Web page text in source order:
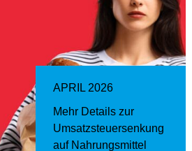
APRIL 2026
Mehr Details zur
Umsatzsteuersenkung
auf Nahrungsmittel